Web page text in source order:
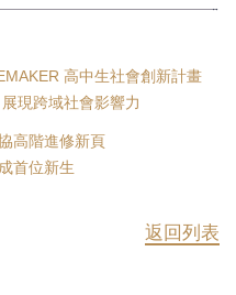
高中生社會創新計畫
現跨域社會影響力
高階進修新頁
首位新生
返回列表